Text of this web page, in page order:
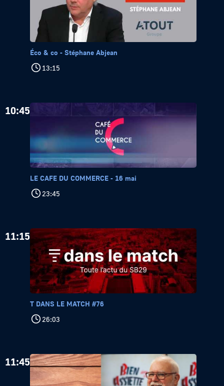
Éco & co - Stéphane Abjean
13:15
10:45
LE CAFE DU COMMERCE - 16 mai
23:45
11:15
T DANS LE MATCH #76
26:03
11:45